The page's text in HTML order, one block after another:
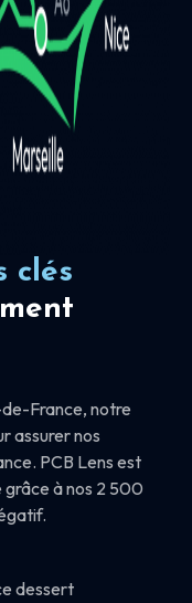
clés
France, notre
assurer nos
PCB Lens est
à nos 2 500
dessert